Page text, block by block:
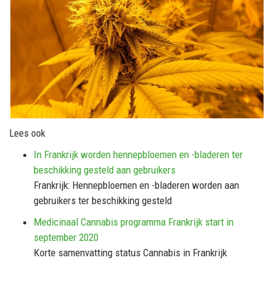
Lees ook
In Frankrijk worden hennepbloemen en -bladeren ter
beschikking gesteld aan gebruikers
Frankrijk: Hennepbloemen en -bladeren worden aan
gebruikers ter beschikking gesteld
Medicinaal Cannabis programma Frankrijk start in
september 2020
Korte samenvatting status Cannabis in Frankrijk